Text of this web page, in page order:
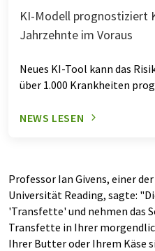
KI-Modell prognostiziert
Jahrzehnte im Voraus
Neues KI-Tool kann das
über 1.000 Krankheiten
NEWS LESEN
Professor Ian Givens, einer
Universität Reading, sagte:
'Transfette' und nehmen das
Transfette in Ihrer
Ihrer Butter oder Ihrem Käse